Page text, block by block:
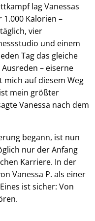
lag Vanessas
Kalorien –
vier
und einem
Tag das gleiche
– eiserne
mich auf diesem Weg
mein größter
Vanessa nach dem
begann, ist nun
nur der Anfang
Karriere. In der
Vanessa P. als einer
ist sicher: Von